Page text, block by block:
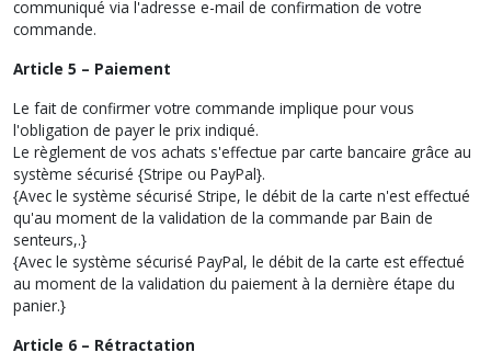
communiqué via l'adresse e-mail de confirmation de votre
commande.
Article 5 – Paiement
Le fait de confirmer votre commande implique pour vous
l'obligation de payer le prix indiqué.
Le règlement de vos achats s'effectue par carte bancaire grâce au
système sécurisé {Stripe ou PayPal}.
{Avec le système sécurisé Stripe, le débit de la carte n'est effectué
qu'au moment de la validation de la commande par Bain de
senteurs,.}
{Avec le système sécurisé PayPal, le débit de la carte est effectué
au moment de la validation du paiement à la dernière étape du
panier.}
Article 6 – Rétractation